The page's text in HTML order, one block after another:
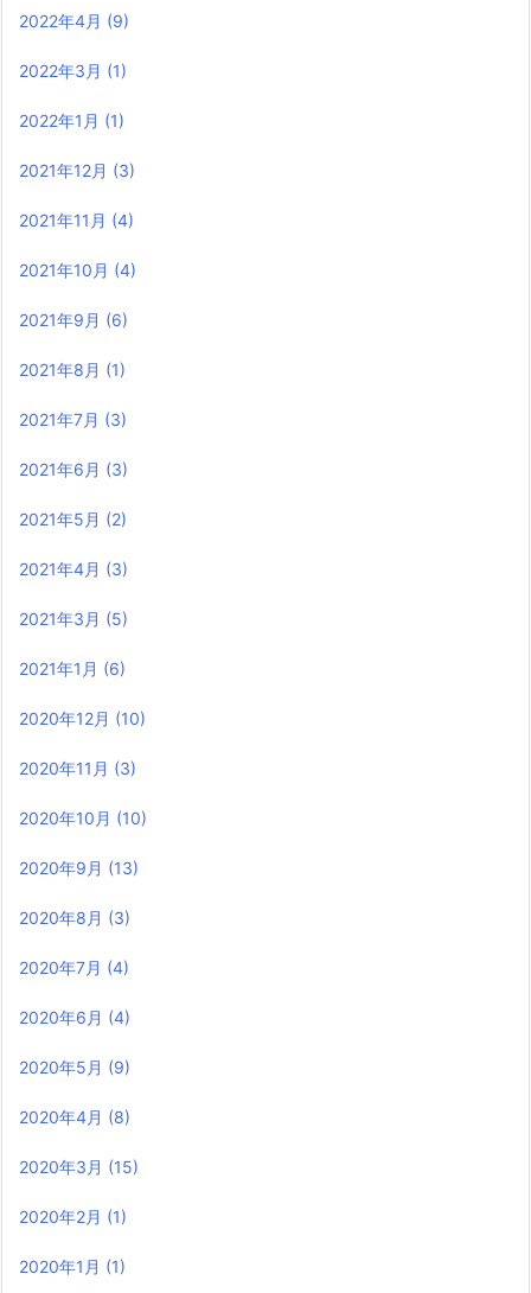
2022年4月 (9)
2022年3月 (1)
2022年1月 (1)
2021年12月 (3)
2021年11月 (4)
2021年10月 (4)
2021年9月 (6)
2021年8月 (1)
2021年7月 (3)
2021年6月 (3)
2021年5月 (2)
2021年4月 (3)
2021年3月 (5)
2021年1月 (6)
2020年12月 (10)
2020年11月 (3)
2020年10月 (10)
2020年9月 (13)
2020年8月 (3)
2020年7月 (4)
2020年6月 (4)
2020年5月 (9)
2020年4月 (8)
2020年3月 (15)
2020年2月 (1)
2020年1月 (1)